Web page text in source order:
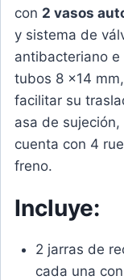
con 2 vasos
y sistema de
antibacteriano
tubos 8 x14
facilitar su
asa de
cuenta con 4
freno.
Incluye:
2 jarras de
cada una